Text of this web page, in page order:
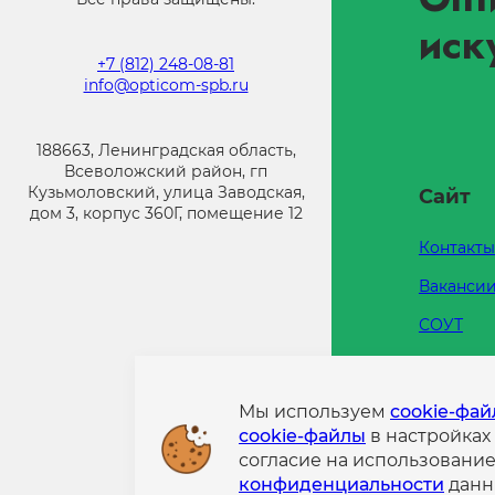
+7 (812) 248-08-81
info@opticom-spb.ru
188663, Ленинградская область,
Всеволожский район, гп
Кузьмоловский, улица Заводская,
дом 3, корпус 360Г, помещение 12
Сайт
Контакты
Вакансии
СОУТ
Мы используем cookie-
cookie-файлы в
согласие на
конфиденциальности